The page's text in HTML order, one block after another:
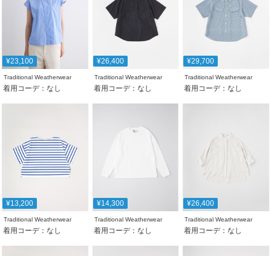
¥23,100
Traditional Weatherwear
着用コーデ：なし
¥26,400
Traditional Weatherwear
着用コーデ：なし
¥29,700
Traditional Weatherwear
着用コーデ：なし
¥13,200
Traditional Weatherwear
着用コーデ：なし
¥14,300
Traditional Weatherwear
着用コーデ：なし
¥26,400
Traditional Weatherwear
着用コーデ：なし